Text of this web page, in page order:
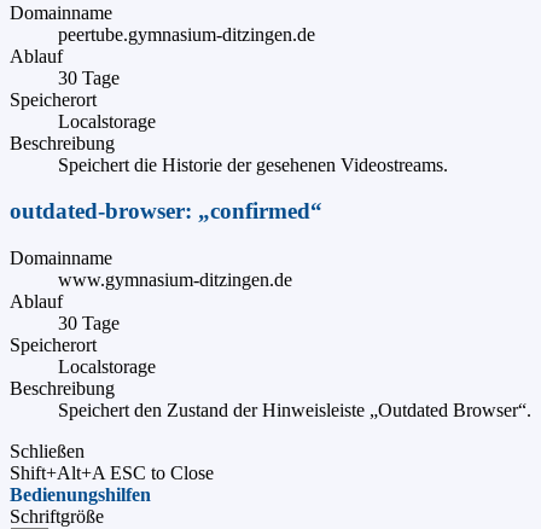
Domainname
peertube.gymnasium-ditzingen.de
Ablauf
30 Tage
Speicherort
Localstorage
Beschreibung
Speichert die Historie der gesehenen Videostreams.
outdated-browser: „confirmed“
Domainname
www.gymnasium-ditzingen.de
Ablauf
30 Tage
Speicherort
Localstorage
Beschreibung
Speichert den Zustand der Hinweisleiste „Outdated Browser“.
Schließen
Shift+Alt+A ESC to Close
Bedienungshilfen
Schriftgröße